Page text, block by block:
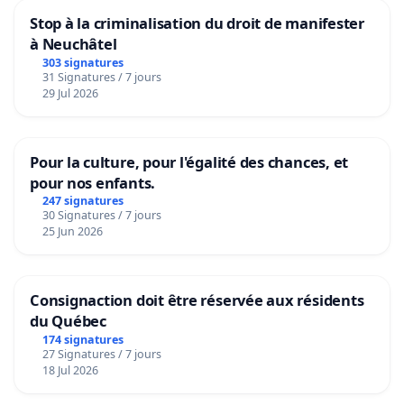
Stop à la criminalisation du droit de manifester
à Neuchâtel
303 signatures
31 Signatures / 7 jours
29 Jul 2026
Pour la culture, pour l'égalité des chances, et
pour nos enfants.
247 signatures
30 Signatures / 7 jours
25 Jun 2026
Consignaction doit être réservée aux résidents
du Québec
174 signatures
27 Signatures / 7 jours
18 Jul 2026